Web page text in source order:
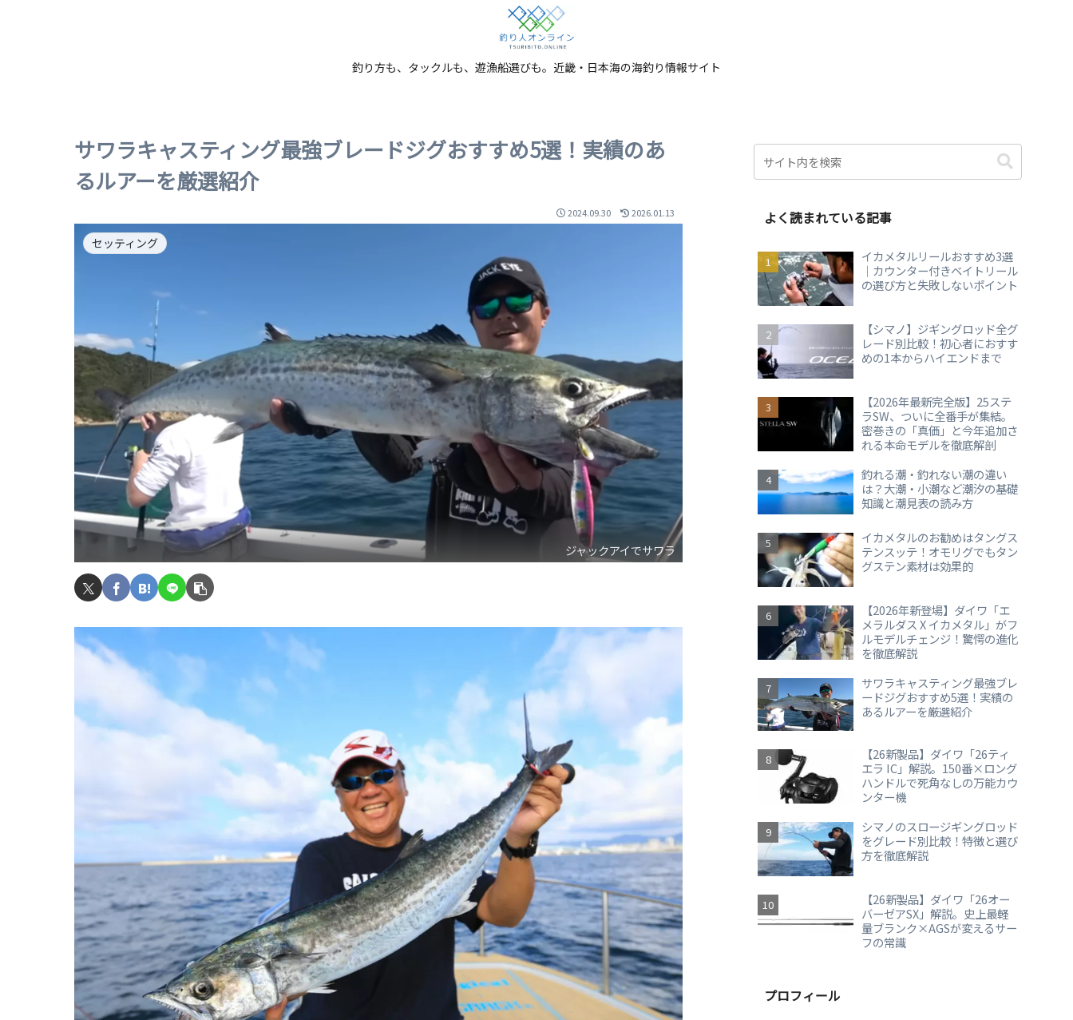
釣り方も、タックルも、遊漁船選びも。近畿・日本海の海釣り情報サイト
サワラキャスティング最強ブレードジグおすすめ5選！実績のあ
るルアーを厳選紹介
2024.09.30 2026.01.13
セッティング
ジャックアイでサワラ
よく読まれている記事
イカメタルリールおすすめ3選
｜カウンター付きベイトリール
の選び方と失敗しないポイント
【シマノ】ジギングロッド全グ
レード別比較！初心者におすす
めの1本からハイエンドまで
【2026年最新完全版】25ステ
ラSW、ついに全番手が集結。
密巻きの「真価」と今年追加さ
れる本命モデルを徹底解剖
釣れる潮・釣れない潮の違い
は？大潮・小潮など潮汐の基礎
知識と潮見表の読み方
イカメタルのお勧めはタングス
テンスッテ！オモリグでもタン
グステン素材は効果的
【2026年新登場】ダイワ「エ
メラルダス X イカメタル」がフ
ルモデルチェンジ！驚愕の進化
を徹底解説
サワラキャスティング最強ブレ
ードジグおすすめ5選！実績の
あるルアーを厳選紹介
【26新製品】ダイワ「26ティ
エラ IC」解説。150番×ロング
ハンドルで死角なしの万能カウ
ンター機
シマノのスロージギングロッド
をグレード別比較！特徴と選び
方を徹底解説
【26新製品】ダイワ「26オー
バーゼアSX」解説。史上最軽
量ブランク×AGSが変えるサー
フの常識
プロフィール